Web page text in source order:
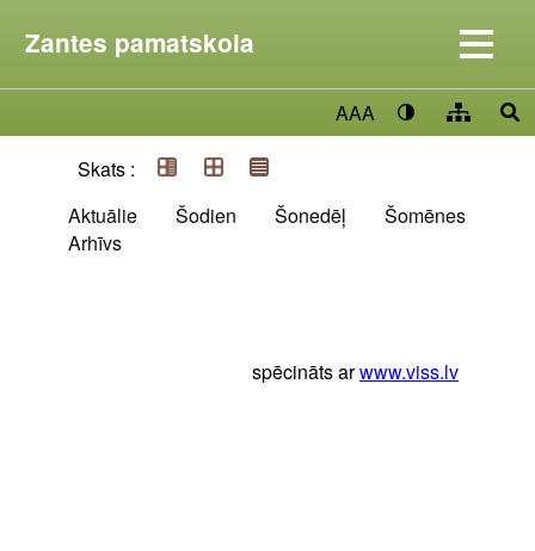
Zantes pamatskola
AAA
Skats :
Aktuālie
Šodien Šonedēļ
Šomēnes
Arhīvs
spēcināts arwww.viss.lv